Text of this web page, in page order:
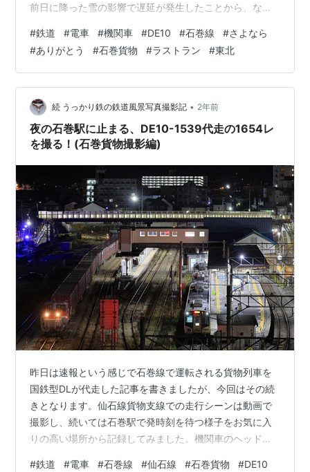
前日に降った雪の影響で遅延が発生したことから、なん
やってきてくれました。時間的に編成の側面に当たる陽
はちょっと弱いのですがまさか雪景色とDE10のラストラ
ンを切り取ることが出来ました。昨日は多くの皆さんに
フォローして頂きました。誠にありがとうございまし
た。 石巻線(涌谷～前谷地)2025/1/11/7：53撮影
GFX100Ⅱ GF100…
#鉄道 #電車 #機関車 #DE10 #石巻線 #さよなら
#ありがとう #石巻貨物 #ラストラン #東北
続 うっかり鉄の鉄道風景写真撮影記 • 2年前
夜の石巻駅に止まる、DE10-1539代走の1654レ
を撮る！(石巻貨物撮影編)
昨日は速報という感じで石巻線で運転される貨物列車を
国鉄型DLが代走した記事を書きましたが、今回はその続
きとなります。仙石線貨物支線での走行シーンは動画で
撮影し、続いては石巻駅で発時刻を待つ様子をお気に入
りの高い場所から記録してみました。機関車のヘッドラ
#鉄道 #電車 #石巻線 #仙石線 #石巻貨物 #DE10